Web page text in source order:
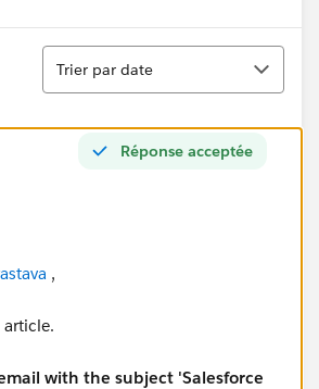
Tri
Trier par date
Réponse acceptée
,
article.
with the subject 'Salesforce